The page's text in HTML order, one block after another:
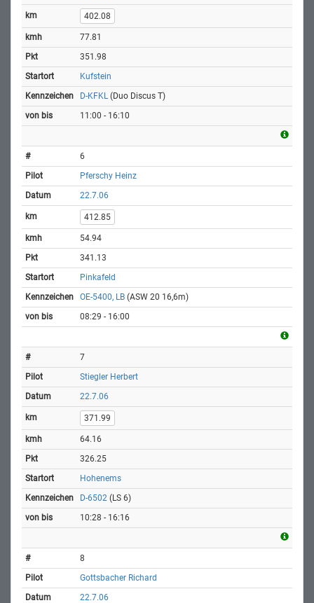
402.08
77.81
351.98
Kufstein
D-KFKL (Duo Discus T)
11:00 - 16:10
6
Pferschy Heinz
22.7.06
412.85
54.94
341.13
Pinkafeld
OE-5400, LB (ASW 20 16,6m)
08:29 - 16:00
7
Stiegler Herbert
22.7.06
371.99
64.16
326.25
Hohenems
D-6502 (LS 6)
10:28 - 16:16
8
Gottsbacher Richard
22.7.06